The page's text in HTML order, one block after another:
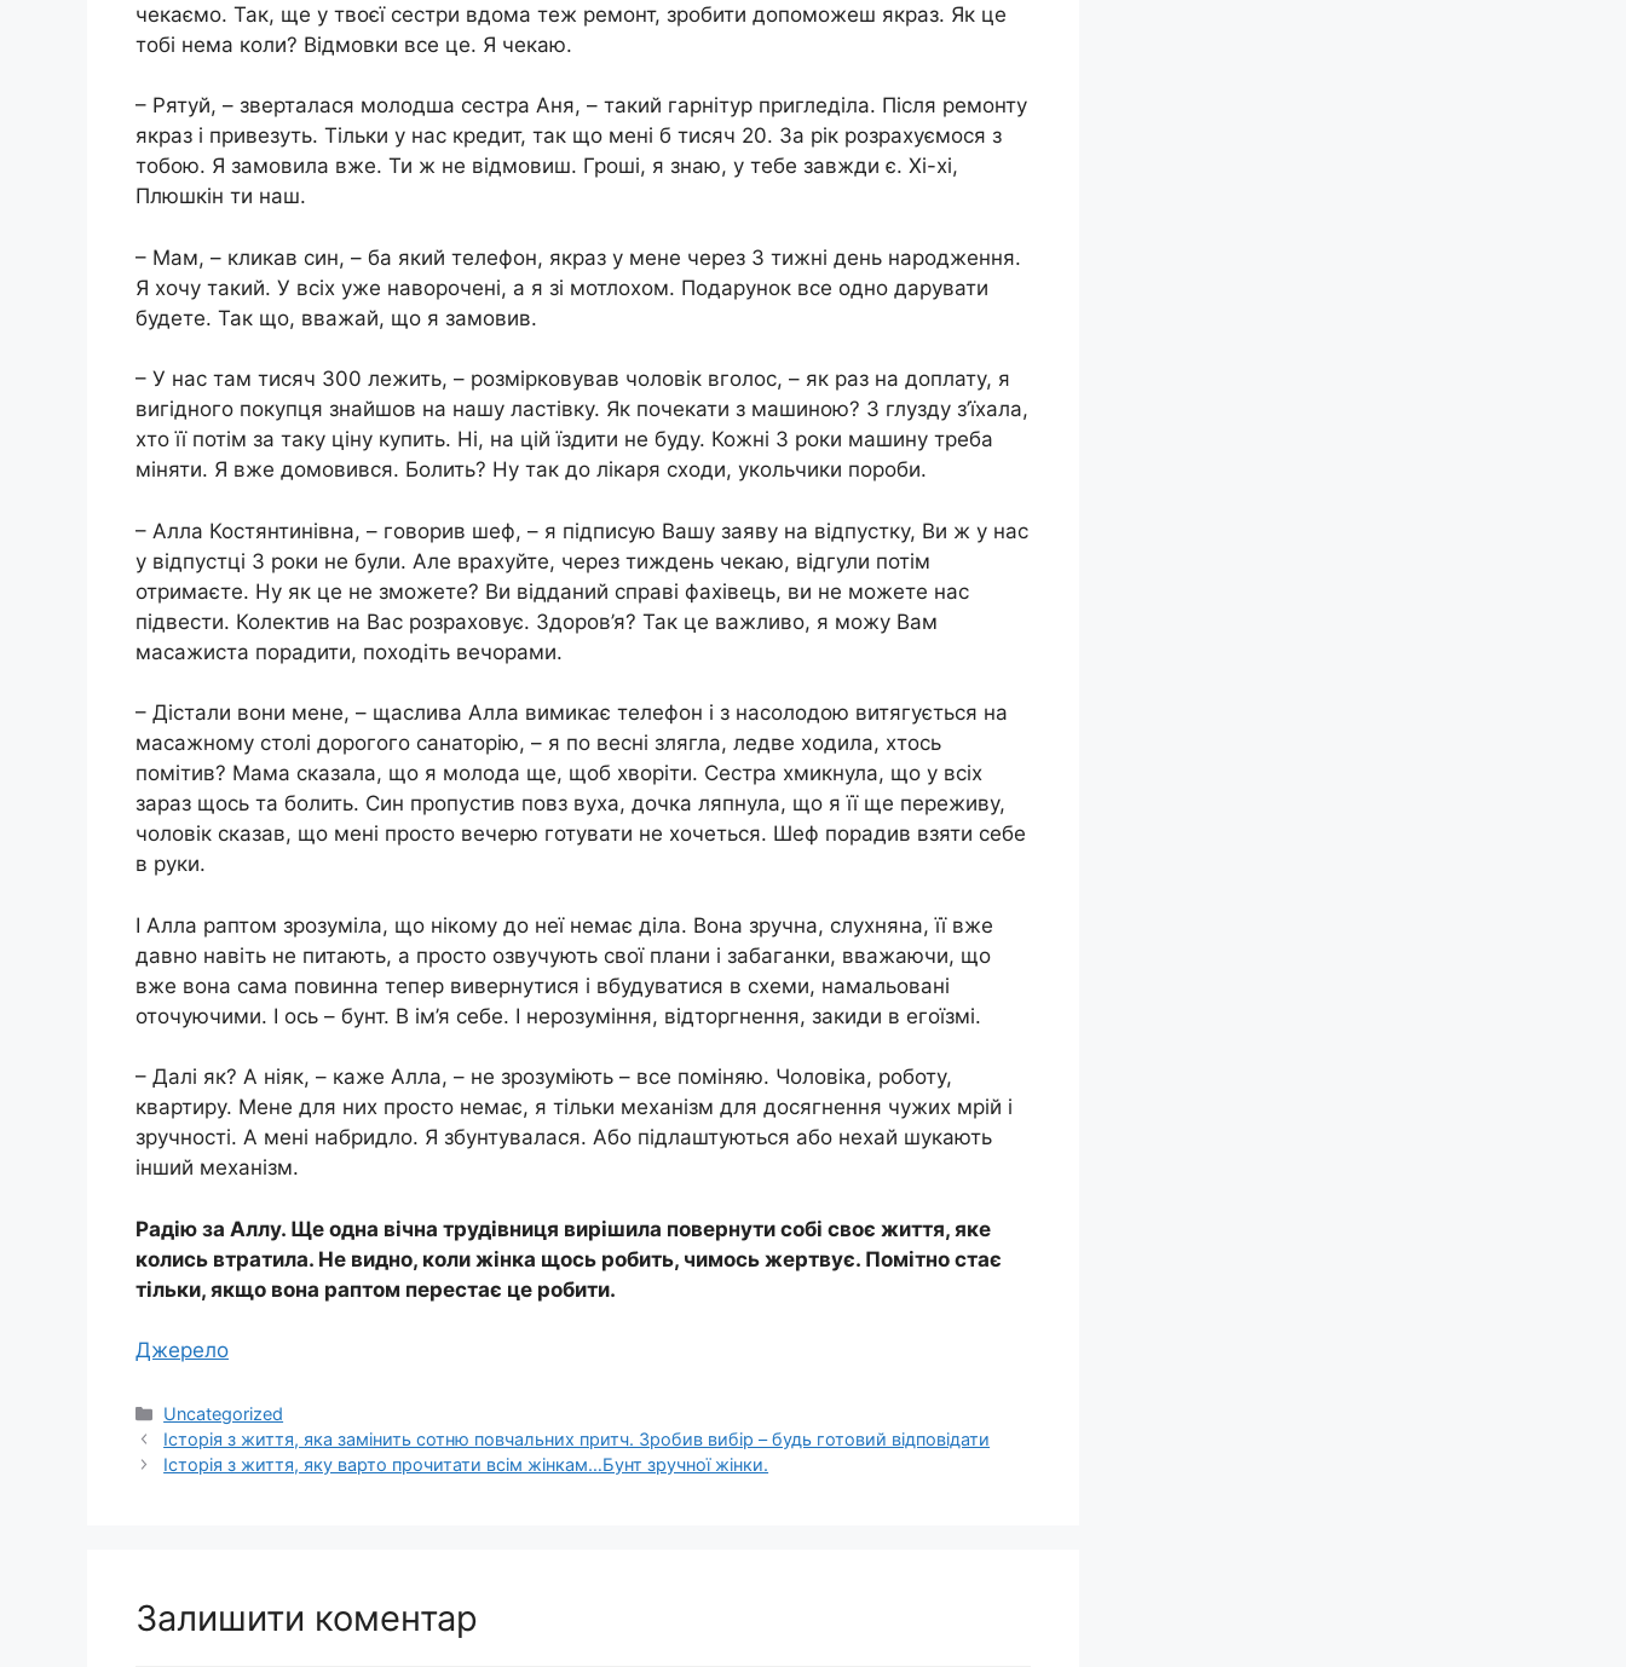
чекаємо. Так, ще у твоєї сестри вдома теж ремонт, зробити допоможеш якраз. Як це
тобі нема коли? Відмовки все це. Я чекаю.
– Рятуй, – зверталася молодша сестра Аня, – такий гарнітур пригледіла. Після ремонту
якраз і привезуть. Тільки у нас кредит, так що мені б тисяч 20. За рік розрахуємося з
тобою. Я замовила вже. Ти ж не відмовиш. Гроші, я знаю, у тебе завжди є. Хі-хі,
Плюшкін ти наш.
– Мам, – кликав син, – ба який телефон, якраз у мене через 3 тижні день народження.
Я хочу такий. У всіх уже наворочені, а я зі мотлохом. Подарунок все одно дарувати
будете. Так що, вважай, що я замовив.
– У нас там тисяч 300 лежить, – розмірковував чоловік вголос, – як раз на доплату, я
вигідного покупця знайшов на нашу ластівку. Як почекати з машиною? З глузду з’їхала,
хто її потім за таку ціну купить. Ні, на цій їздити не буду. Кожні 3 роки машину треба
міняти. Я вже домовився. Болить? Ну так до лікаря сходи, укольчики пороби.
– Алла Костянтинівна, – говорив шеф, – я підписую Вашу заяву на відпустку, Ви ж у нас
у відпустці 3 роки не були. Але врахуйте, через тиждень чекаю, відгули потім
отримаєте. Ну як це не зможете? Ви відданий справі фахівець, ви не можете нас
підвести. Колектив на Вас розраховує. Здоров’я? Так це важливо, я можу Вам
масажиста порадити, походіть вечорами.
– Дістали вони мене, – щаслива Алла вимикає телефон і з насолодою витягується на
масажному столі дорогого санаторію, – я по весні злягла, ледве ходила, хтось
помітив? Мама сказала, що я молода ще, щоб хворіти. Сестра хмикнула, що у всіх
зараз щось та болить. Син пропустив повз вуха, дочка ляпнула, що я її ще переживу,
чоловік сказав, що мені просто вечерю готувати не хочеться. Шеф порадив взяти себе
в руки.
І Алла раптом зрозуміла, що нікому до неї немає діла. Вона зручна, слухняна, її вже
давно навіть не питають, а просто озвучують свої плани і забаганки, вважаючи, що
вже вона сама повинна тепер вивернутися і вбудуватися в схеми, намальовані
оточуючими. І ось – бунт. В ім’я себе. І нерозуміння, відторгнення, закиди в егоїзмі.
– Далі як? А ніяк, – каже Алла, – не зрозуміють – все поміняю. Чоловіка, роботу,
квартиру. Мене для них просто немає, я тільки механізм для досягнення чужих мрій і
зручності. А мені набридло. Я збунтувалася. Або підлаштуються або нехай шукають
інший механізм.
Радію за Аллу. Ще одна вічна трудівниця вирішила повернути собі своє життя, яке
колись втратила. Не видно, коли жінка щось робить, чимось жертвує. Помітно стає
тільки, якщо вона раптом перестає це робити.
Джерело
Категорії
Uncategorized
Історія з життя, яка замінить сотню повчальних притч. Зробив вибір – будь готовий відповідати
Історія з життя, яку варто прочитати всім жінкам…Бунт зручної жінки.
Залишити коментар